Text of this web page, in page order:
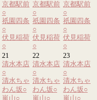
京都駅前
○
祇園四条
○
伏見稲荷
○
京都駅前
○
祇園四条
○
伏見稲荷
○
京都駅前
○
祇園四条
○
伏見稲荷
○
21
清水本店
○
清水ちゃ
わん坂○
嵐山○
22
清水本店
○
清水ちゃ
わん坂○
嵐山○
23
清水本店
○
清水ちゃ
わん坂○
嵐山○